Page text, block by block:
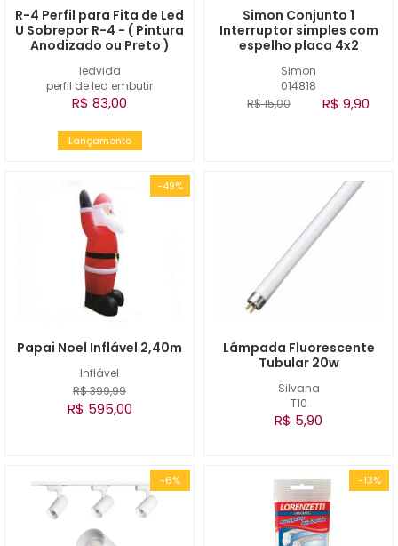
ledvida
perfil de led embutir
R-4 Perfil para Fita de Led
U Sobrepor R-4 - ( Pintura
Anodizado ou Preto )
R$ 83,00
Lançamento
Simon
014818
Simon Conjunto 1
Interruptor simples com
espelho placa 4x2
R$ 15,00 R$ 9,90
-49%
Inflável
Papai Noel Inflável 2,40m
R$ 399,99
R$ 595,00
Silvana
T10
Lâmpada Fluorescente
Tubular 20w
R$ 5,90
-6% -13%